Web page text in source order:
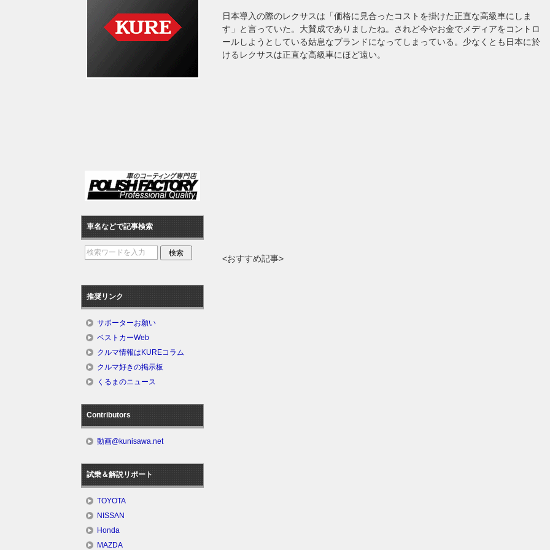
日本導入の際のレクサスは「価格に見合ったコストを掛けた正直な高級車にしま
す」と言っていた。大賛成でありましたね。されど今やお金でメディアをコントロ
ールしようとしている姑息なブランドになってしまっている。少なくとも日本に於
けるレクサスは正直な高級車にほど遠い。
<おすすめ記事>
車名などで記事検索
推奨リンク
サポーターお願い
ベストカーWeb
クルマ情報はKUREコラム
クルマ好きの掲示板
くるまのニュース
Contributors
動画@kunisawa.net
試乗＆解説リポート
TOYOTA
NISSAN
Honda
MAZDA